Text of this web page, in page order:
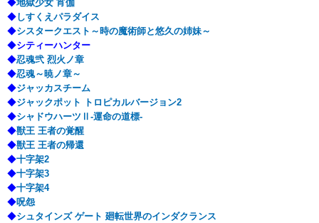
◆地獄少女 宵伽
◆しすくえパラダイス
◆シスタークエスト～時の魔術師と悠久の姉妹～
◆シティーハンター
◆忍魂弐 烈火ノ章
◆忍魂～暁ノ章～
◆ジャッカスチーム
◆ジャックポット トロピカルバージョン2
◆シャドウハーツⅡ-運命の道標-
◆獣王 王者の覚醒
◆獣王 王者の帰還
◆十字架2
◆十字架3
◆十字架4
◆呪怨
◆シュタインズ ゲート 廻転世界のインダクランス